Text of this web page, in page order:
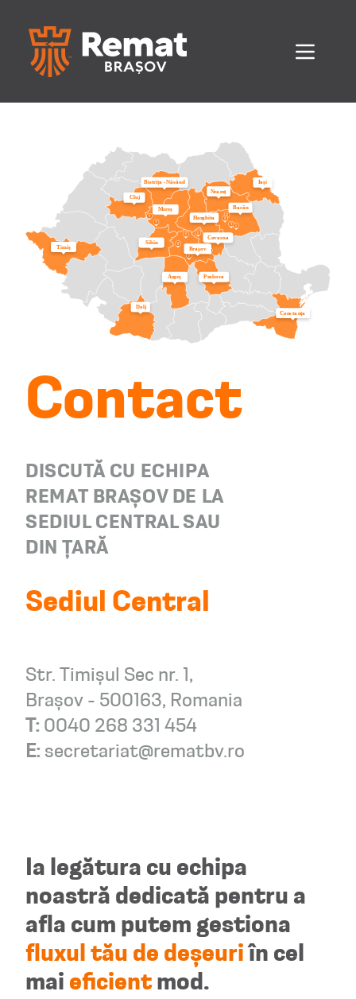
Contact
DISCUTĂ CU ECHIPA
REMAT BRAȘOV DE LA
SEDIUL CENTRAL SAU
DIN ȚARĂ
Sediul Central
Str. Timișul Sec nr. 1,
Brașov - 500163, Romania
T:0040 268 331 454
E:secretariat@rematbv.ro
Consta nța
Bistrița -Năsăud
Dolj
Sibiu
Argeș
Timiș
Covasna
Prahova
Bacău
Nea mț
Iași
Harghita
Mureș
Cluj
Brașov
Ia legătura cu echipa
noastră dedicată pentru a
afla cum putem gestiona
fluxul tău de deșeuriîn cel
maieficientmod.